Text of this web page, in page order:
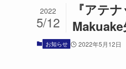
『アテ
2022
5/12
お知らせ 2022年5月12日